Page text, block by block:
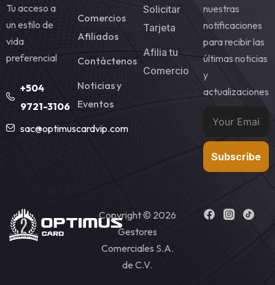
Tu acceso a
un estilo de
vida
preferencial
+504
9721-3106
sac@optimuscardvip.com
Comercios
Afiliados
Contáctenos
Noticias y
Eventos
Solicitar
Tarjeta
Afilia tu
Comercio
nuestras
notificaciones
para recibir las
últimas noticias
y
actualizaciones
Subscribe
Copyright © 2026
Gestores
Comerciales S.A.
de C.V.